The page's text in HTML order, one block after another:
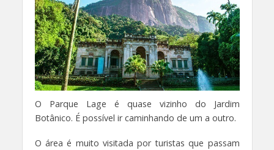
O Parque Lage é quase vizinho do Jardim
Botânico. É possível ir caminhando de um a outro.
O área é muito visitada por turistas que passam